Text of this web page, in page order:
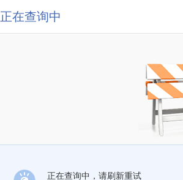
正在查询中
正在查询中，请刷新重试